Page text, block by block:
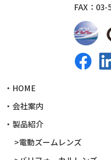
FAX：
・HOME
・会社案内
・製品紹介
>電動ズームレンズ